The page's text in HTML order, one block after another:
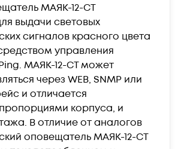
МАЯК-12-СТ
выдачи световых
сигналов красного цвета
управления
МАЯК-12-СТ может
через WEB, SNMP или
и отличается
корпуса, и
В отличие от аналогов
оповещатель МАЯК-12-СТ